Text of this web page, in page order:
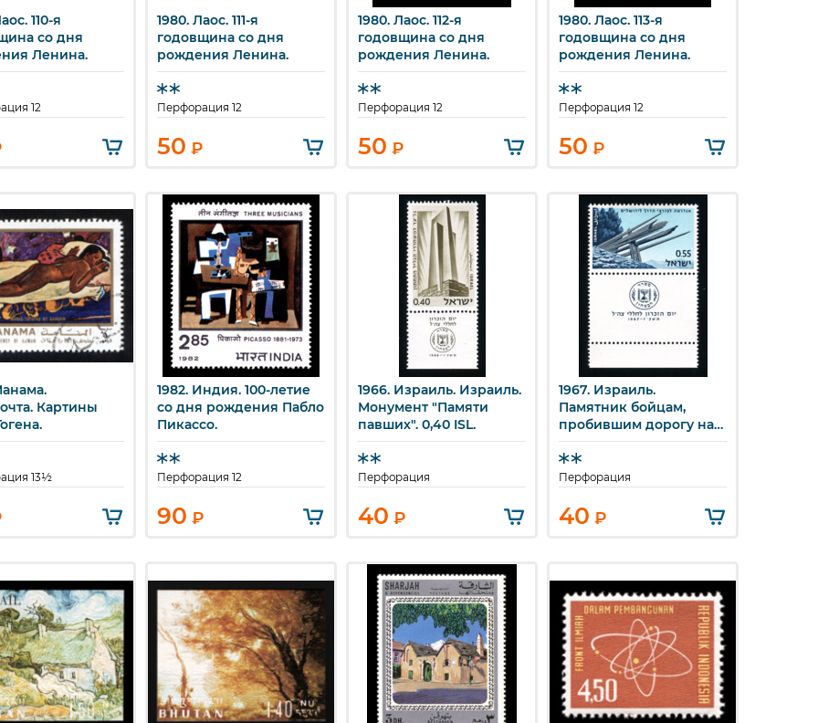
просмотр
110-я
со дня
Ленина.
12
Быстрый просмотр
1980. Лаос. 111-я
годовщина со дня
рождения Ленина.
Перфорация 12
50 ₽
Быстрый просмотр
1980. Лаос. 112-я
годовщина со дня
рождения Ленина.
Перфорация 12
50 ₽
Быстрый просмотр
1980. Лаос. 113-я
годовщина со дня
рождения Ленина.
Перфорация 12
50 ₽
просмотр
Картины
13½
Быстрый просмотр
1982. Индия. 100-летие
со дня рождения Пабло
Пикассо.
Перфорация 12
90 ₽
Быстрый просмотр
1966. Израиль. Израиль.
Монумент "Памяти
павших". 0,40 ISL.
Перфорация
40 ₽
Быстрый просмотр
1967. Израиль.
Памятник бойцам,
пробившим дорогу на
Иерусалим. 0,55 ISL.
Перфорация
40 ₽